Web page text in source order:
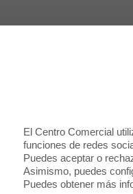
El Centro Comercial
funciones de redes
Puedes aceptar o
Asimismo, puedes
Puedes obtener más